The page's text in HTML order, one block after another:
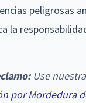
peligrosas
la
Use nuestra
por Mordedura